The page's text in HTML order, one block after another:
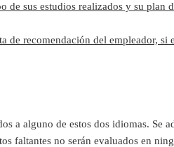
de sus estudios realizados y su plan
recomendación del empleador, si
a alguno de estos dos idiomas. Se
faltantes no serán evaluados en